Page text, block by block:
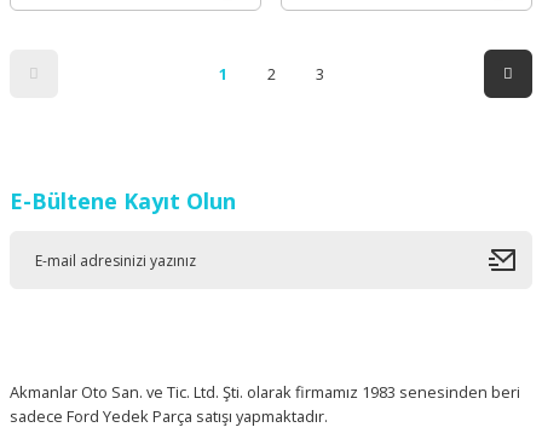
1 2 3
E-Bültene Kayıt Olun
Akmanlar Oto San. ve Tic. Ltd. Şti. olarak firmamız 1983 senesinden beri
sadece Ford Yedek Parça satışı yapmaktadır.